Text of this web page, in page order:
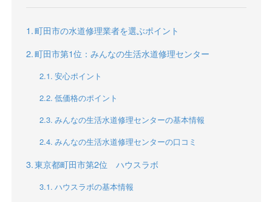
町田市の水道修理業者を選ぶポイント
町田市第1位：みんなの生活水道修理センター
安心ポイント
低価格のポイント
みんなの生活水道修理センターの基本情報
みんなの生活水道修理センターの口コミ
東京都町田市第2位 ハウスラボ
ハウスラボの基本情報